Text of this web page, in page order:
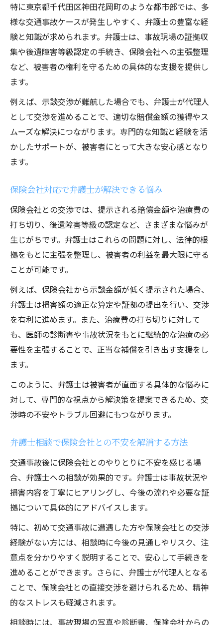
特に東京都千代田区神田花岡町のような都市部では、多
様な交通事故ケースが発生しやすく、弁護士の豊富な経
験と知識が求められます。弁護士は、事故現場の証拠収
集や後遺障害等級認定の手続き、保険会社への主張整理
など、被害者の権利を守るための具体的な支援を提供し
ます。
例えば、示談交渉が難航した場合でも、弁護士が代理人
として交渉を進めることで、適切な賠償金額の獲得やス
ムーズな解決につながります。専門的な知識と経験を活
かしたサポートが、被害者にとって大きな安心感となり
ます。
保険会社対応で弁護士が解決できる悩み
保険会社との交渉では、提示される賠償金額や治療費の
打ち切り、後遺障害等級の認定など、さまざまな悩みが
生じがちです。弁護士はこれらの問題に対し、法律的根
拠をもとに主張を整理し、被害者の利益を最大限に守る
ことが可能です。
例えば、保険会社から示談金額が低く提示された場合、
弁護士は損害額の適正な算定や証拠の提出を行い、交渉
を有利に進めます。また、治療費の打ち切りに対して
も、医師の診断書や事故状況をもとに継続的な治療の必
要性を主張することで、正当な補償を引き出す支援をし
ます。
このように、弁護士は被害者が直面する具体的な悩みに
対して、専門的な視点から解決策を提案できるため、交
渉時の不安やトラブル回避にもつながります。
弁護士相談で保険会社との不安を解消する方法
交通事故後に保険会社とのやりとりに不安を感じる場
合、弁護士への相談が効果的です。弁護士は事故状況や
損害内容を丁寧にヒアリングし、今後の流れや必要な証
拠について具体的にアドバイスします。
特に、初めて交通事故に遭遇した方や保険会社との交渉
経験がない方には、相談時に今後の見通しやリスク、注
意点を分かりやすく説明することで、安心して手続きを
進めることができます。さらに、弁護士が代理人となる
ことで、保険会社との直接交渉を避けられるため、精神
的なストレスも軽減されます。
相談時には、事故現場の写真や診断書、保険会社からの